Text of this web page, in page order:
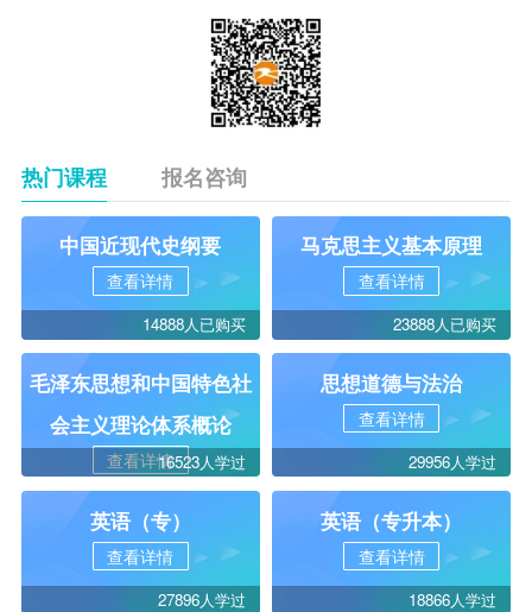
热门课程 报名咨询
中国近现代史纲要
查看详情
14888人已购买
马克思主义基本原理
查看详情
23888人已购买
毛泽东思想和中国特色社
会主义理论体系概论
查看详情16523人学过
思想道德与法治
查看详情
29956人学过
英语（专）
查看详情
27896人学过
英语（专升本）
查看详情
18866人学过